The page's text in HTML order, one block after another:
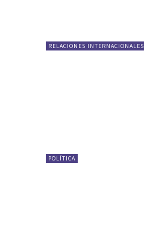
RELACIONES INTERNACIONALES
POLÍTICA